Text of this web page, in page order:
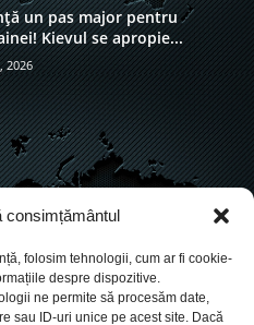
consimțământul
folosim tehnologii, cum ar fi cookie-
despre dispozitive.
ne permite să procesăm date,
sau ID-uri unice pe acest site. Dacă
un pas major pentru
Kievul se apropie...
2026
6904